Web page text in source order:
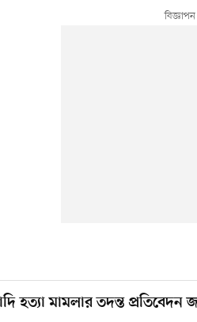
হত্যা মামলার তদন্ত